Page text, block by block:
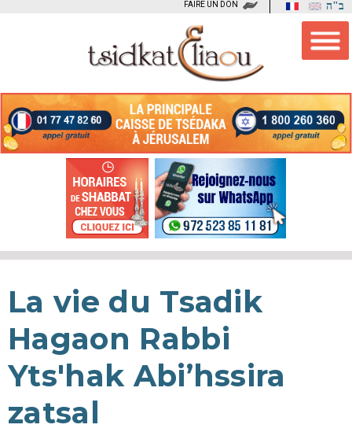
ב"ה FAIRE UN DON
La vie du Tsadik
Hagaon Rabbi
Yts'hak Abi’hssira
zatsal